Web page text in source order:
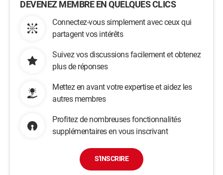
DEVENEZ MEMBRE EN QUELQUES CLICS
Connectez-vous simplement avec ceux qui
partagent vos intérêts
Suivez vos discussions facilement et obtenez
plus de réponses
Mettez en avant votre expertise et aidez les
autres membres
Profitez de nombreuses fonctionnalités
supplémentaires en vous inscrivant
S'INSCRIRE